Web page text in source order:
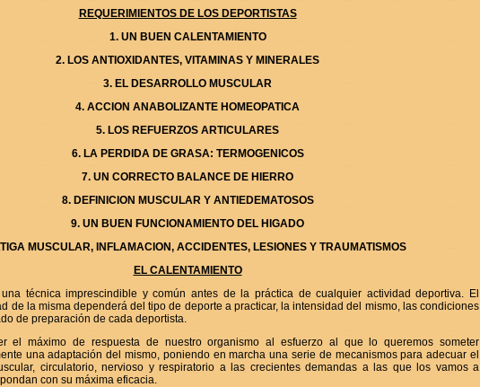
REQUERIMIENTOS DE LOS DEPORTISTAS
1. UN BUEN CALENTAMIENTO
2. LOS ANTIOXIDANTES, VITAMINAS Y MINERALES
3. EL DESARROLLO MUSCULAR
4. ACCION ANABOLIZANTE HOMEOPATICA
5. LOS REFUERZOS ARTICULARES
6. LA PERDIDA DE GRASA: TERMOGENICOS
7. UN CORRECTO BALANCE DE HIERRO
8. DEFINICION MUSCULAR Y ANTIEDEMATOSOS
9. UN BUEN FUNCIONAMIENTO DEL HIGADO
MUSCULAR, INFLAMACION, ACCIDENTES, LESIONES Y TRAUMATISMOS
EL CALENTAMIENTO
técnica imprescindible y común antes de la práctica de cualquier actividad deportiva. El
de la misma dependerá del tipo de deporte a practicar, la intensidad del mismo, las condiciones
de preparación de cada deportista.
el máximo de respuesta de nuestro organismo al esfuerzo al que lo queremos someter
una adaptación del mismo, poniendo en marcha una serie de mecanismos para adecuar el
circulatorio, nervioso y respiratorio a las crecientes demandas a las que los vamos a
con su máxima eficacia.